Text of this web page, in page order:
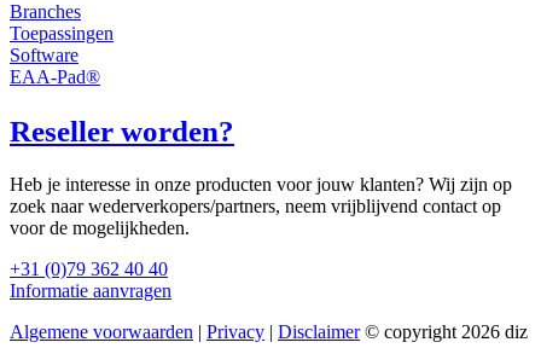
Branches
Toepassingen
Software
EAA-Pad®
Reseller worden?
Heb je interesse in onze producten voor jouw klanten? Wij zijn op
zoek naar wederverkopers/partners, neem vrijblijvend contact op
voor de mogelijkheden.
+31 (0)79 362 40 40
Informatie aanvragen
Algemene voorwaarden | Privacy | Disclaimer© copyright 2026 diz